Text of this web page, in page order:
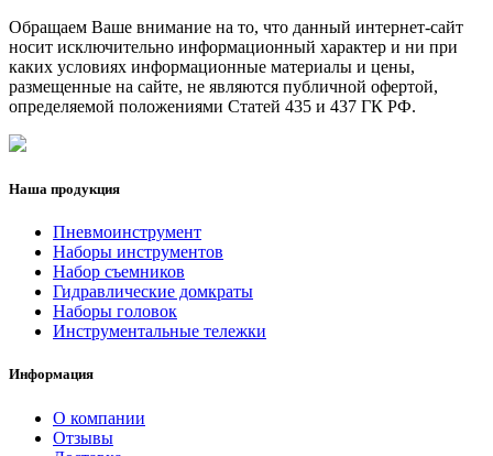
Обращаем Ваше внимание на то, что данный интернет-сайт
носит исключительно информационный характер и ни при
каких условиях информационные материалы и цены,
размещенные на сайте, не являются публичной офертой,
определяемой положениями Статей 435 и 437 ГК РФ.
Наша продукция
Пневмоинструмент
Наборы инструментов
Набор съемников
Гидравлические домкраты
Наборы головок
Инструментальные тележки
Информация
О компании
Отзывы